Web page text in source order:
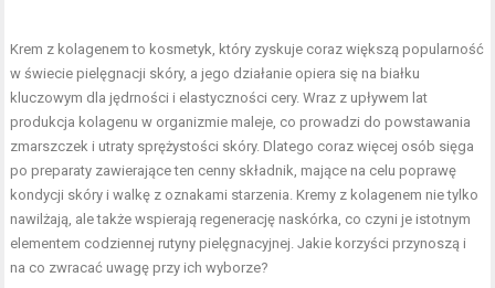
Krem z kolagenem to kosmetyk, który zyskuje coraz większą popularność
w świecie pielęgnacji skóry, a jego działanie opiera się na białku
kluczowym dla jędrności i elastyczności cery. Wraz z upływem lat
produkcja kolagenu w organizmie maleje, co prowadzi do powstawania
zmarszczek i utraty sprężystości skóry. Dlatego coraz więcej osób sięga
po preparaty zawierające ten cenny składnik, mające na celu poprawę
kondycji skóry i walkę z oznakami starzenia. Kremy z kolagenem nie tylko
nawilżają, ale także wspierają regenerację naskórka, co czyni je istotnym
elementem codziennej rutyny pielęgnacyjnej. Jakie korzyści przynoszą i
na co zwracać uwagę przy ich wyborze?